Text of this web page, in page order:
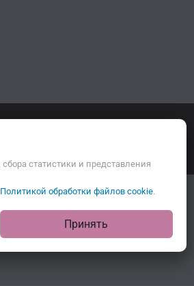
статистики и представления
Политикой обработки файлов cookie.
Принять